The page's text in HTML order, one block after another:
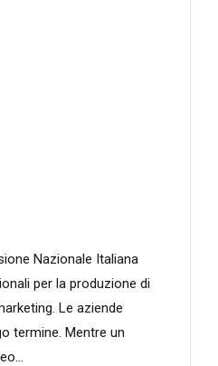
Nazionale Italiana
per la produzione di
Le aziende
termine. Mentre un